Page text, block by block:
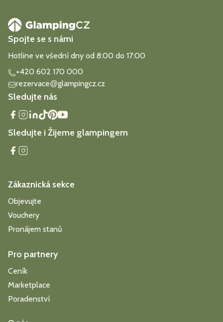
Spojte se s námi
Hotline ve všední dny od 8:00 do 17:00
+420 602 170 000
rezervace@glampingcz.cz
Sledujte nás
Sledujte i Žijeme glampingem
Zákaznická sekce
Objevujte
Vouchery
Pronájem stanů
Pro partnery
Ceník
Marketplace
Poradenství